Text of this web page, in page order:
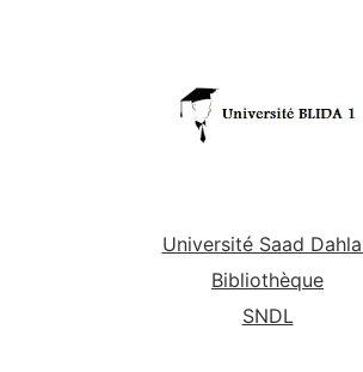
Université Saad
Bibliothèque
SNDL